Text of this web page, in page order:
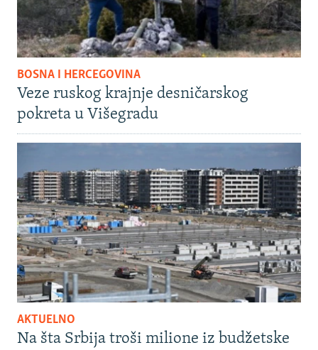
BOSNA I HERCEGOVINA
Veze ruskog krajnje desničarskog
pokreta u Višegradu
AKTUELNO
Na šta Srbija troši milione iz budžetske